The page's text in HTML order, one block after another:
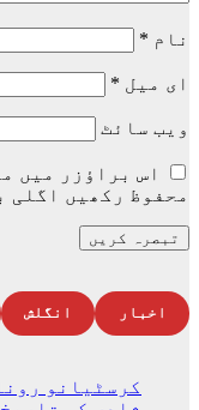
نام *
ای میل *
ویب‌ سائٹ
اس براؤزر میں
محفوظ رکھیں اگلی
اخبار انگلش
کرسٹیانو